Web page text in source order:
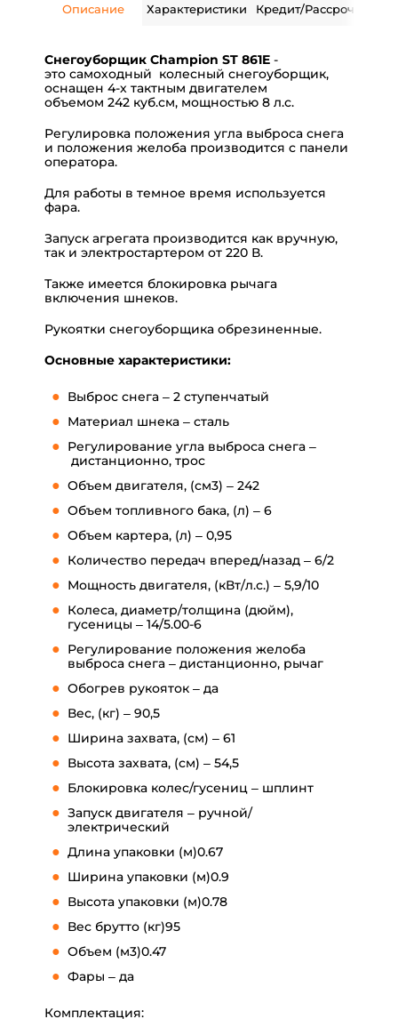
Описание Характеристики Кредит/Рассрочка
Снегоуборщик Champion ST 861E -
это самоходный колесный снегоуборщик,
оснащен 4-х тактным двигателем
объемом 242 куб.см, мощностью 8 л.с.
Регулировка положения угла выброса снега
и положения желоба производится с панели
оператора.
Для работы в темное время используется
фара.
Запуск агрегата производится как вручную,
так и электростартером от 220 В.
Также имеется блокировка рычага
включения шнеков.
Рукоятки снегоуборщика обрезиненные.
Основные характеристики:
Выброс снега – 2 ступенчатый
Материал шнека – сталь
Регулирование угла выброса снега –
дистанционно, трос
Объем двигателя, (см3) – 242
Объем топливного бака, (л) – 6
Объем картера, (л) – 0,95
Количество передач вперед/назад – 6/2
Мощность двигателя, (кВт/л.с.) – 5,9/10
Колеса, диаметр/толщина (дюйм),
гусеницы – 14/5.00-6
Регулирование положения желоба
выброса снега – дистанционно, рычаг
Обогрев рукояток – да
Вес, (кг) – 90,5
Ширина захвата, (см) – 61
Высота захвата, (см) – 54,5
Блокировка колес/гусениц – шплинт
Запуск двигателя – ручной/
электрический
Длина упаковки (м)0.67
Ширина упаковки (м)0.9
Высота упаковки (м)0.78
Вес брутто (кг)95
Объем (м3)0.47
Фары – да
Комплектация: